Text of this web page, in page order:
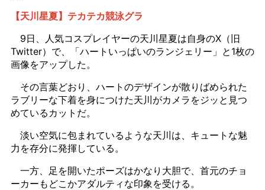
【天川星夏】テカテカ競泳グラ
9日、人気コスプレイヤーの天川星夏は自身のX（旧
Twitter）で、「ハートいっぱいのランジェリー」と1枚の
画像をアップした。
その言葉どおり、ハートのデザインが散りばめられた
ラブリーな下着を身につけた天川がカメラをジッと見つ
めているカットだ。
淡い空気に包まれているような天川は、キュートな魅
力を存分に発揮している。
一方、足を開いたポーズはかなり大胆で、首元のチョ
ーカーもどこかアダルティな印象を受ける。